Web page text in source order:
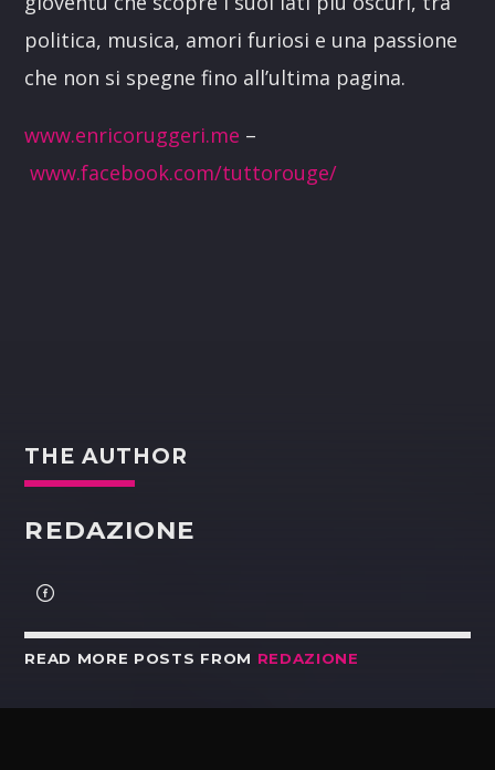
politica, musica, amori furiosi e una passione
che non si spegne fino all’ultima pagina.
www.enricoruggeri.me –
www.facebook.com/tuttorouge/
THE AUTHOR
REDAZIONE
READ MORE POSTS FROM REDAZIONE